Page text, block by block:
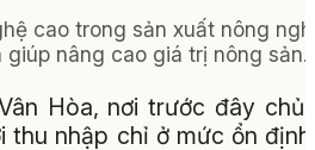
cao trong sản xuất nông
nâng cao giá trị nông sản.
Hòa, nơi trước đây chủ
thu nhập chỉ ở mức ổn